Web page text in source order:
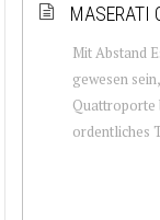
MASERATI
Mit Abstand
gewesen
Quattroporte
ordentliches